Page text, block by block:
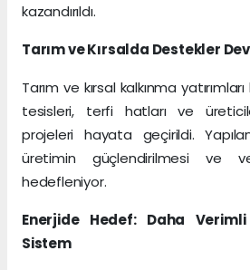
kazandırıldı.
Tarım ve Kırsalda Destekler
Tarım ve kırsal kalkınma
tesisleri, terfi hatları ve
projeleri hayata geçirildi.
üretimin güçlendirilmesi ve
hedefleniyor.
Enerjide Hedef: Daha
Sistem